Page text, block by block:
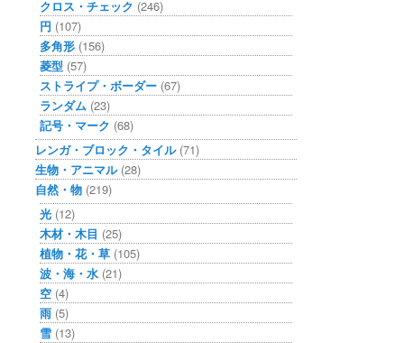
クロス・チェック (246)
円 (107)
多角形 (156)
菱型 (57)
ストライプ・ボーダー (67)
ランダム (23)
記号・マーク (68)
レンガ・ブロック・タイル(71)
生物・アニマル(28)
自然・物 (219)
光 (12)
木材・木目 (25)
植物・花・草 (105)
波・海・水 (21)
空 (4)
雨 (5)
雪 (13)